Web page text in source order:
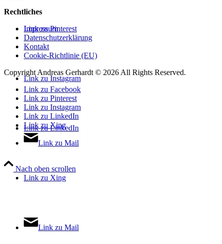
Link zu Pinterest
Link zu Instagram
Link zu LinkedIn
Link zu Xing
Link zu Mail
Rechtliches
Impressum
Datenschutzerklärung
Kontakt
Cookie-Richtlinie (EU)
Copyright Andreas Gerhardt © 2026 All Rights Reserved.
Link zu Facebook
Link zu Pinterest
Link zu Instagram
Link zu LinkedIn
Link zu Xing
Link zu Mail
Nach oben scrollen